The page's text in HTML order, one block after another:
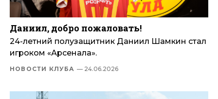
Даниил, добро пожаловать!
24-летний полузащитник Даниил Шамкин стал
игроком «Арсенала».
НОВОСТИ КЛУБА — 24.06.2026